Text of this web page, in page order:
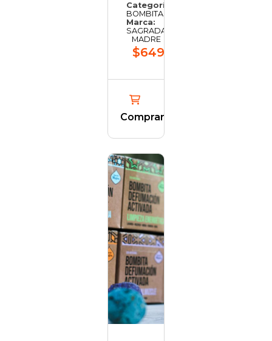
Categoría:
BOMBITAS
Marca:
SAGRADA
MADRE
$649,54
Comprar